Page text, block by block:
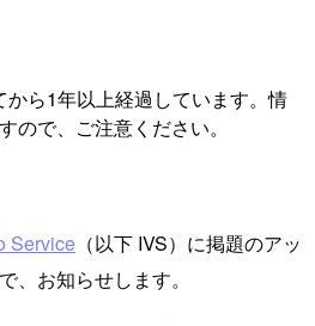
から1年以上経過しています。情
ので、ご注意ください。
Service （以下 IVS）に掲題のアッ
、お知らせします。